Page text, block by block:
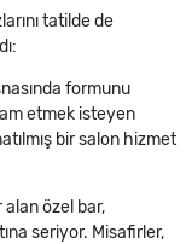
tatilde de
formunu
etmek isteyen
bir salon hizmet
alan özel bar,
seriyor. Misafirler,